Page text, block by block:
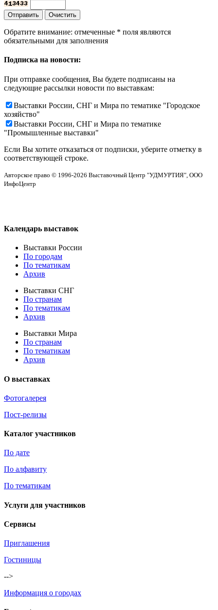
Обратите внимание: отмеченные * поля являются
обязательными для заполнения
Подписка на новости:
При отправке сообщения, Вы будете подписаны на
следующие рассылки новости по выставкам:
Выставки России, СНГ и Мира по тематике "Городское
хозяйство"
Выставки России, СНГ и Мира по тематике
"Промышленные выставки"
Если Вы хотите отказаться от подписки, уберите отметку в
соответствующей строке.
Авторское право © 1996-2026 Выставочный Центр "УДМУРТИЯ", ООО
ИнфоЦентр
Календарь выставок
Выставки России
По городам
По тематикам
Архив
Выставки СНГ
По странам
По тематикам
Архив
Выставки Мира
По странам
По тематикам
Архив
О выставках
Фотогалерея
Пост-релизы
Каталог участников
По дате
По алфавиту
По тематикам
Услуги для участников
Сервисы
Приглашения
Гостиницы
-->
Информация о городах